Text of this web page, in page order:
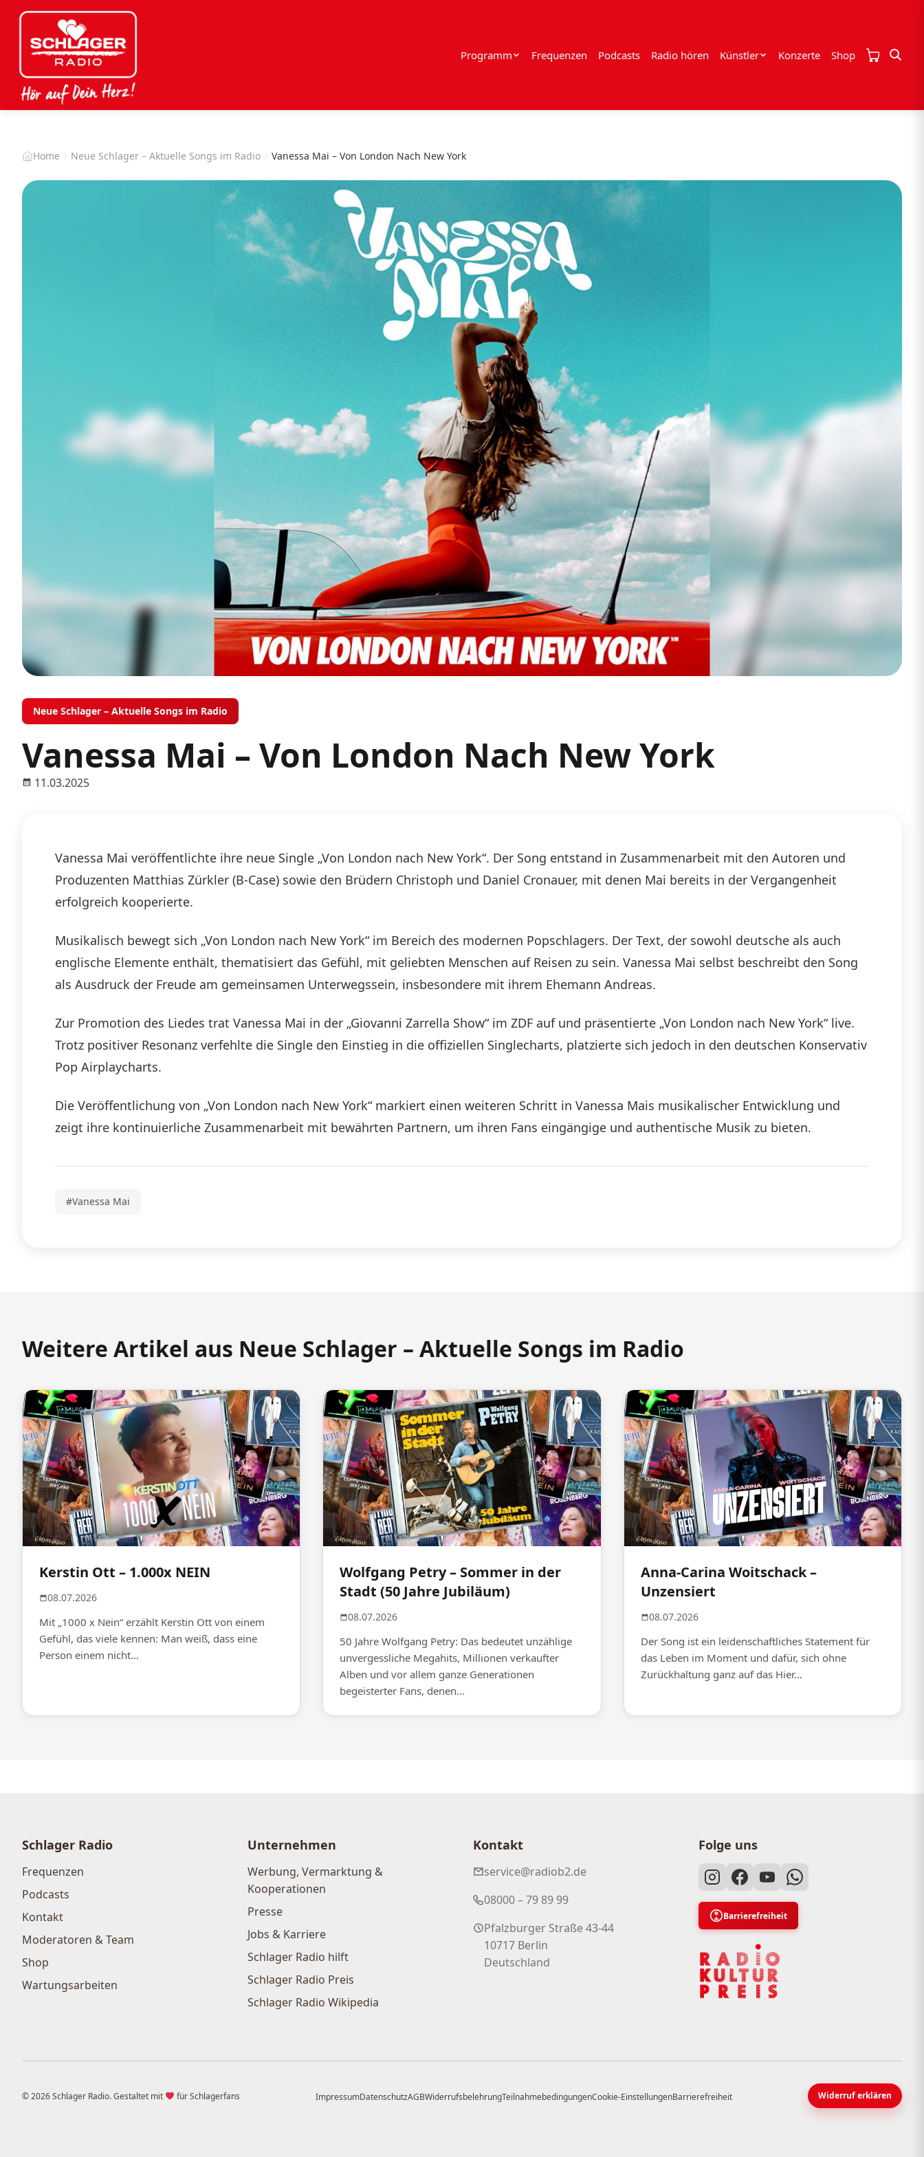
Programm Frequenzen Podcasts Radio hören Künstler Konzerte Shop
Home Neue Schlager – Aktuelle Songs im Radio Vanessa Mai – Von London Nach New York
Neue Schlager – Aktuelle Songs im Radio
Vanessa Mai – Von London Nach New York
11.03.2025
Vanessa Mai veröffentlichte ihre neue Single „Von London nach New York“. Der Song entstand in Zusammenarbeit mit den Autoren und
Produzenten Matthias Zürkler (B-Case) sowie den Brüdern Christoph und Daniel Cronauer, mit denen Mai bereits in der Vergangenheit
erfolgreich kooperierte.
Musikalisch bewegt sich „Von London nach New York“ im Bereich des modernen Popschlagers. Der Text, der sowohl deutsche als auch
englische Elemente enthält, thematisiert das Gefühl, mit geliebten Menschen auf Reisen zu sein. Vanessa Mai selbst beschreibt den Song
als Ausdruck der Freude am gemeinsamen Unterwegssein, insbesondere mit ihrem Ehemann Andreas.
Zur Promotion des Liedes trat Vanessa Mai in der „Giovanni Zarrella Show“ im ZDF auf und präsentierte „Von London nach New York“ live.
Trotz positiver Resonanz verfehlte die Single den Einstieg in die offiziellen Singlecharts, platzierte sich jedoch in den deutschen Konservativ
Pop Airplaycharts.
Die Veröffentlichung von „Von London nach New York“ markiert einen weiteren Schritt in Vanessa Mais musikalischer Entwicklung und
zeigt ihre kontinuierliche Zusammenarbeit mit bewährten Partnern, um ihren Fans eingängige und authentische Musik zu bieten.
#Vanessa Mai
Weitere Artikel aus Neue Schlager – Aktuelle Songs im Radio
Kerstin Ott – 1.000x NEIN
08.07.2026
Mit „1000 x Nein“ erzählt Kerstin Ott von einem
Gefühl, das viele kennen: Man weiß, dass eine
Person einem nicht...
Wolfgang Petry – Sommer in der
Stadt (50 Jahre Jubiläum)
08.07.2026
50 Jahre Wolfgang Petry: Das bedeutet unzählige
unvergessliche Megahits, Millionen verkaufter
Alben und vor allem ganze Generationen
begeisterter Fans, denen...
Anna-Carina Woitschack –
Unzensiert
08.07.2026
Der Song ist ein leidenschaftliches Statement für
das Leben im Moment und dafür, sich ohne
Zurückhaltung ganz auf das Hier...
Schlager Radio
Frequenzen
Podcasts
Kontakt
Moderatoren & Team
Shop
Wartungsarbeiten
Unternehmen
Werbung, Vermarktung &
Kooperationen
Presse
Jobs & Karriere
Schlager Radio hilft
Schlager Radio Preis
Schlager Radio Wikipedia
Kontakt
service@radiob2.de
08000 – 79 89 99
Pfalzburger Straße 43-44
10717 Berlin
Deutschland
Folge uns
Barrierefreiheit
© 2026 Schlager Radio. Gestaltet mit für Schlagerfans ImpressumDatenschutzAGBWiderrufsbelehrungTeilnahmebedingungenCookie-EinstellungenBarrierefreiheit Widerruf erklären